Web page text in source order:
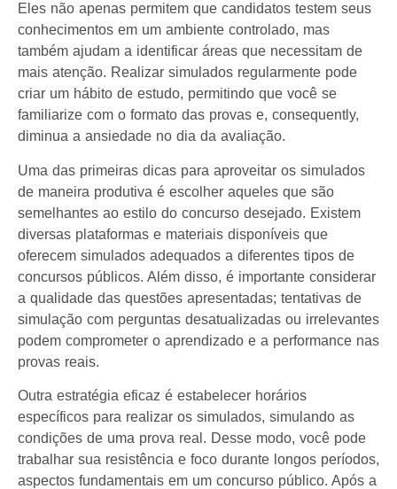
Eles não apenas permitem que candidatos testem seus
conhecimentos em um ambiente controlado, mas
também ajudam a identificar áreas que necessitam de
mais atenção. Realizar simulados regularmente pode
criar um hábito de estudo, permitindo que você se
familiarize com o formato das provas e, consequently,
diminua a ansiedade no dia da avaliação.
Uma das primeiras dicas para aproveitar os simulados
de maneira produtiva é escolher aqueles que são
semelhantes ao estilo do concurso desejado. Existem
diversas plataformas e materiais disponíveis que
oferecem simulados adequados a diferentes tipos de
concursos públicos. Além disso, é importante considerar
a qualidade das questões apresentadas; tentativas de
simulação com perguntas desatualizadas ou irrelevantes
podem comprometer o aprendizado e a performance nas
provas reais.
Outra estratégia eficaz é estabelecer horários
específicos para realizar os simulados, simulando as
condições de uma prova real. Desse modo, você pode
trabalhar sua resistência e foco durante longos períodos,
aspectos fundamentais em um concurso público. Após a